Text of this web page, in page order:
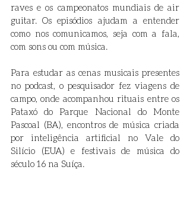
raves e os campeonatos mundiais de air
guitar. Os episódios ajudam a entender
como nos comunicamos, seja com a fala,
com sons ou com música.
Para estudar as cenas musicais presentes
no podcast, o pesquisador fez viagens de
campo, onde acompanhou rituais entre os
Pataxó do Parque Nacional do Monte
Pascoal (BA), encontros de música criada
por inteligência artificial no Vale do
Silício (EUA) e festivais de música do
século 16 na Suíça.